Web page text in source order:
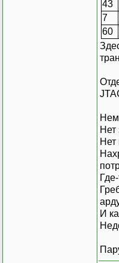
43
7
60
Нет
Нет
И